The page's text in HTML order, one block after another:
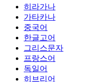
히라가나
가타카나
중국어
한글고어
그리스문자
프랑스어
독일어
히브리어